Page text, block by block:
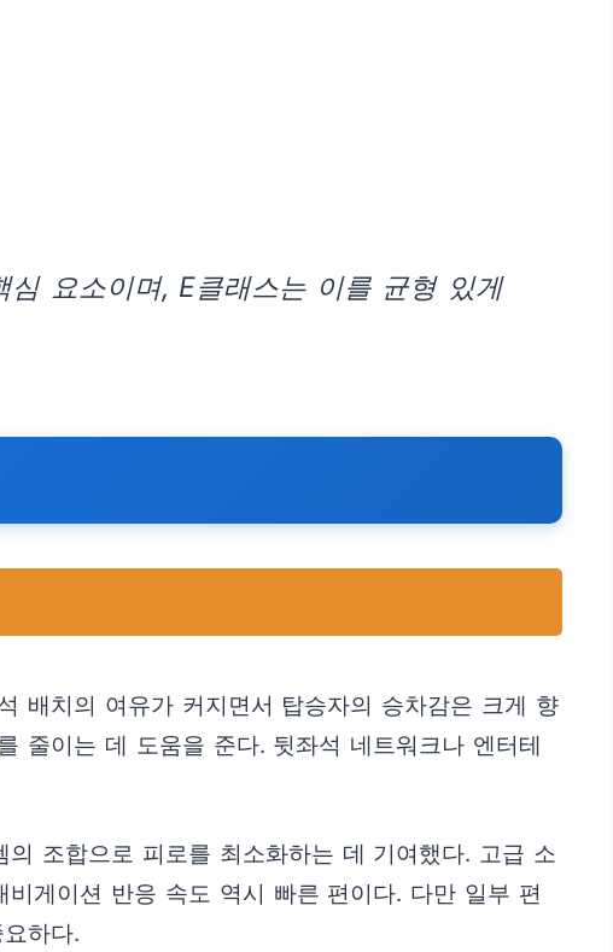
요소이며, E클래스는 이를 균형 있게
배치의 여유가 커지면서 탑승자의 승차감은 크게 향
줄이는 데 도움을 준다. 뒷좌석 네트워크나 엔터테
조합으로 피로를 최소화하는 데 기여했다. 고급 소
게이션 반응 속도 역시 빠른 편이다. 다만 일부 편
하다.